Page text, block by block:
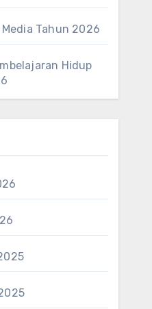
Media Tahun 2026
Hidup